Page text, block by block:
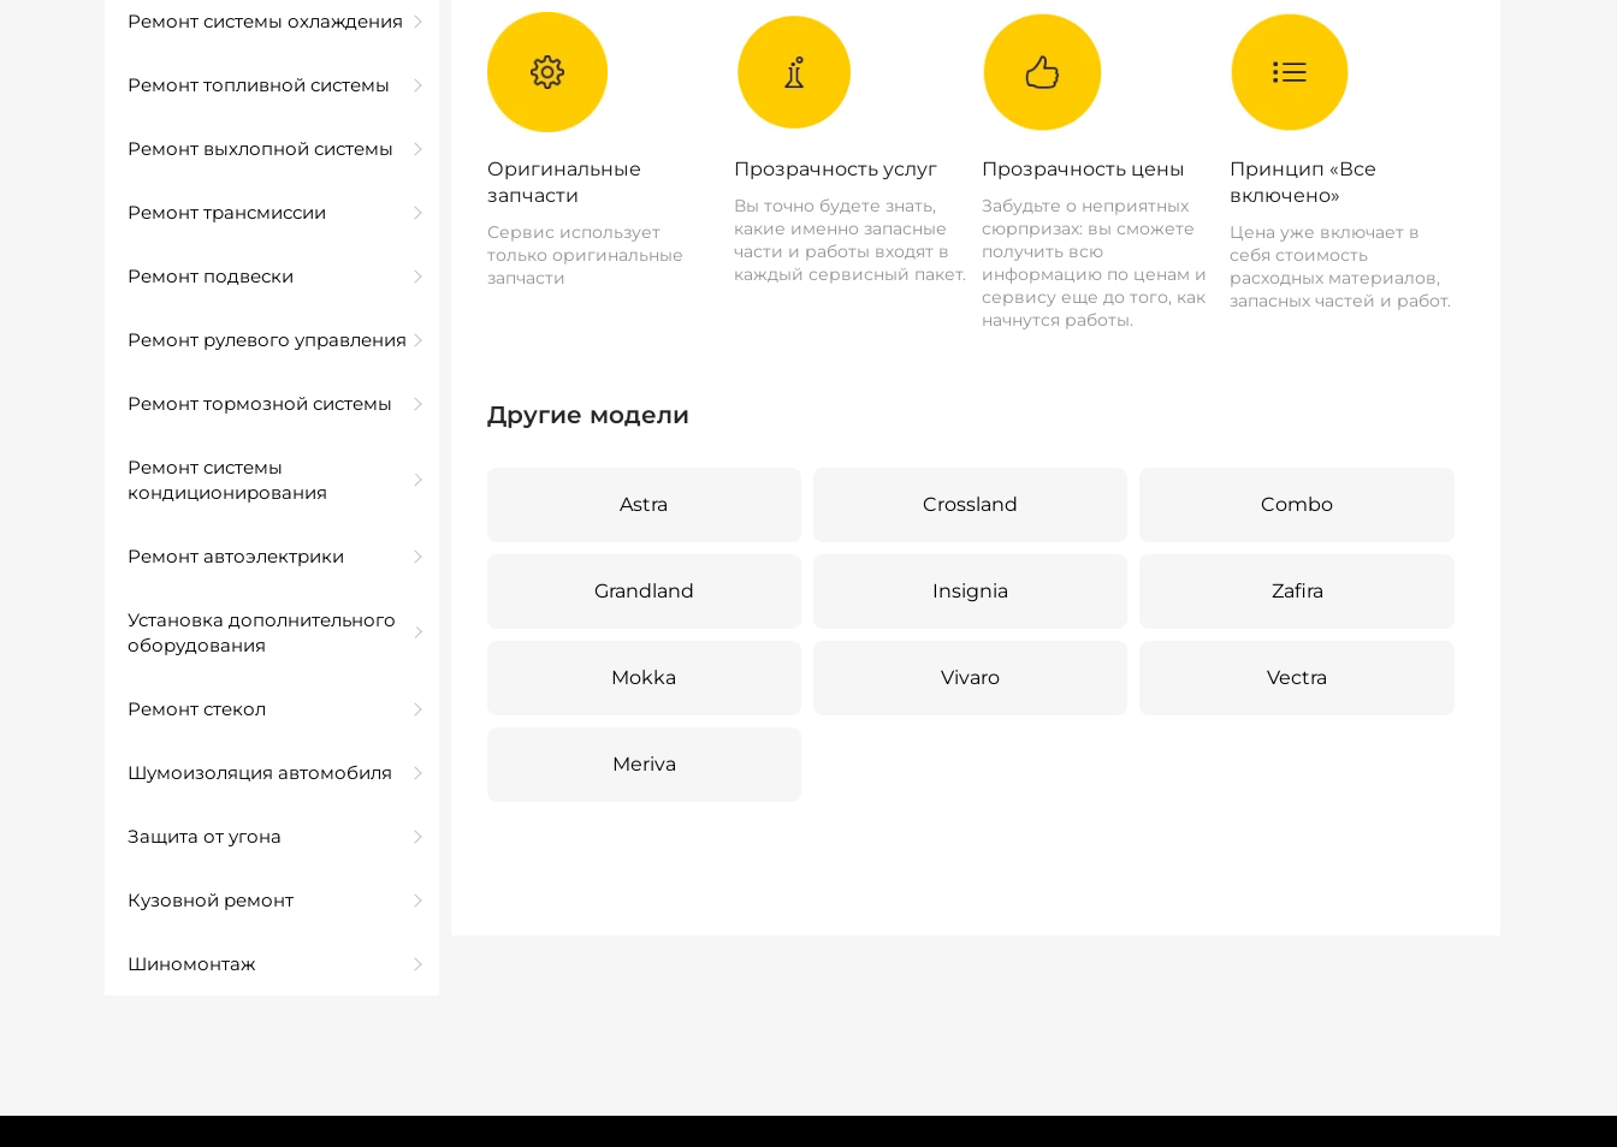
Ремонт системы охлаждения
Ремонт топливной системы
Ремонт выхлопной системы
Ремонт трансмиссии
Ремонт подвески
Ремонт рулевого управления
Ремонт тормозной системы
Ремонт системы
кондиционирования
Ремонт автоэлектрики
Установка дополнительного
оборудования
Ремонт стекол
Шумоизоляция автомобиля
Защита от угона
Кузовной ремонт
Шиномонтаж
Оригинальные
запчасти
Сервис использует
только оригинальные
запчасти
Прозрачность услуг
Вы точно будете знать,
какие именно запасные
части и работы входят в
каждый сервисный пакет.
Прозрачность цены
Забудьте о неприятных
сюрпризах: вы сможете
получить всю
информацию по ценам и
сервису еще до того, как
начнутся работы.
Принцип «Все
включено»
Цена уже включает в
себя стоимость
расходных материалов,
запасных частей и работ.
Другие модели
Astra Crossland Combo
Grandland Insignia Zafira
Mokka Vivaro Vectra
Meriva